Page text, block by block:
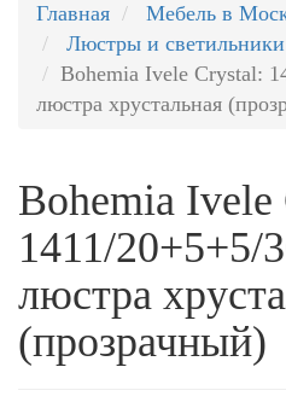
Главная Мебель в
Люстры и
Bohemia Ivele Crystal:
люстра хрустальная
Bohemia Ivele
1411/20+5+5/
люстра
(прозрачный)